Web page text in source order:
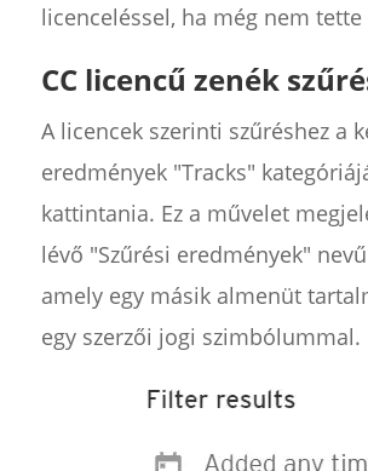
licenceléssel, ha még nem tette
CC licencű zenék
A licencek szerinti szűréshez a
eredmények "Tracks"
kattintania. Ez a művelet
lévő "Szűrési eredmények"
amely egy másik almenüt
egy szerzői jogi szimbólummal.